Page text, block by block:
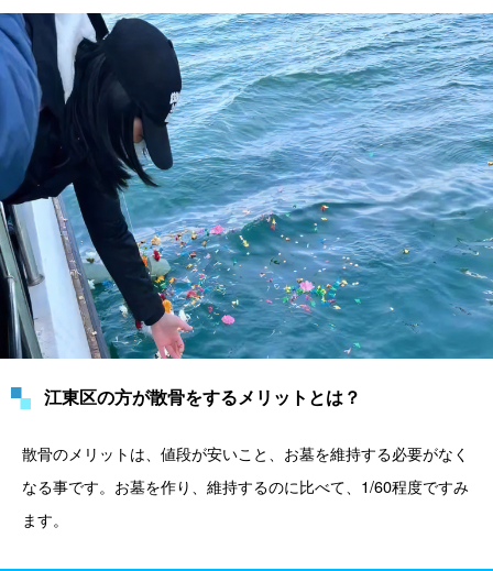
江東区の方が散骨をするメリットとは？
散骨のメリットは、値段が安いこと、お墓を維持する必要がなく
なる事です。お墓を作り、維持するのに比べて、1/60程度ですみ
ます。